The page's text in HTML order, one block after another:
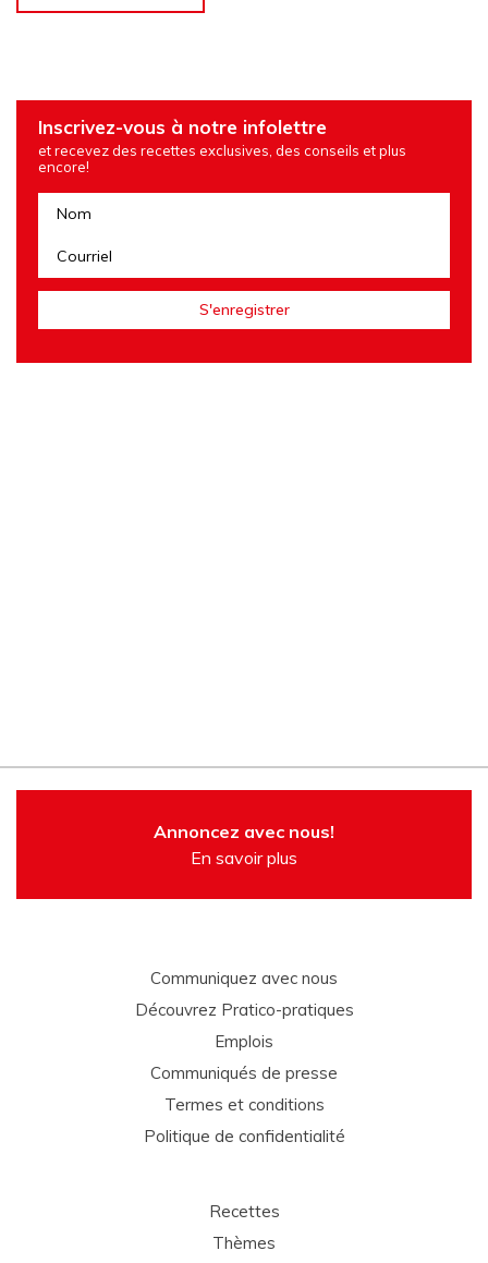
Inscrivez-vous à notre infolettre
et recevez des recettes exclusives, des conseils et plus
encore!
Annoncez avec nous!
En savoir plus
Communiquez avec nous
Découvrez Pratico-pratiques
Emplois
Communiqués de presse
Termes et conditions
Politique de confidentialité
Recettes
Thèmes